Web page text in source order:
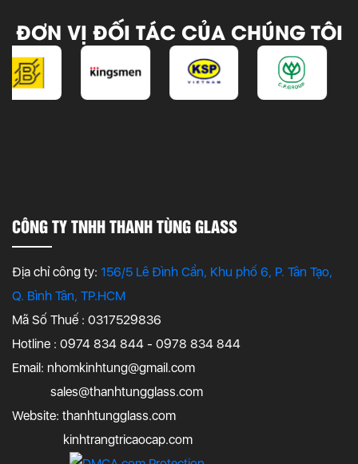
ĐƠN VỊ ĐỐI TÁC CỦA CHÚNG TÔI
CÔNG TY TNHH THANH TÙNG GLASS
Địa chỉ công ty: 156/5 Lê Đình Cẩn, Khu phố 6, P. Tân Tạo,
Q. Bình Tân, TP.HCM
Mã Số Thuế : 0317529836
Hotline : 0974 834 844 - 0978 834 844
Email: nhomkinhtung@gmail.com
sales@thanhtungglass.com
Website: thanhtungglass.com
kinhtrangtricaocap.com